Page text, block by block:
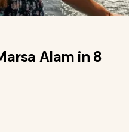
Alam in 8